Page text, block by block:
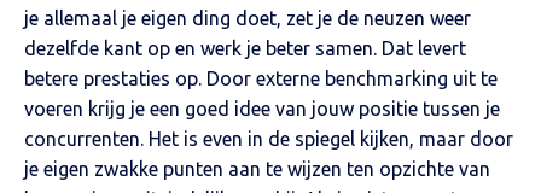
je allemaal je eigen ding doet, zet je de neuzen weer
dezelfde kant op en werk je beter samen. Dat levert
betere prestaties op. Door externe benchmarking uit te
voeren krijg je een goed idee van jouw positie tussen je
concurrenten. Het is even in de spiegel kijken, maar door
je eigen zwakke punten aan te wijzen ten opzichte van